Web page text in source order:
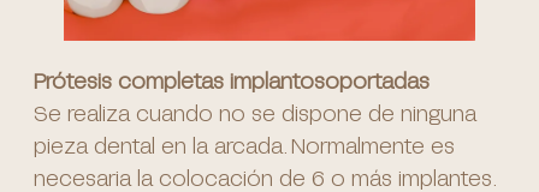
Prótesis completas implantosoportadas
Se realiza cuando no se dispone de ninguna
pieza dental en la arcada. Normalmente es
necesaria la colocación de 6 o más implantes.